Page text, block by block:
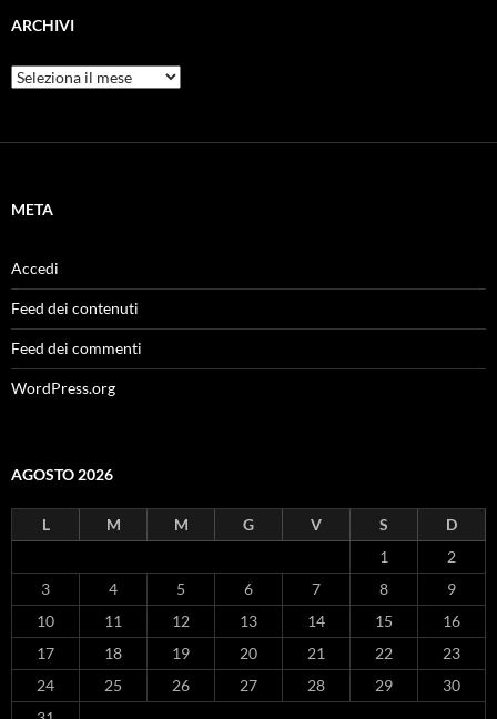
ARCHIVI
Archivi
META
Accedi
Feed dei contenuti
Feed dei commenti
WordPress.org
AGOSTO 2026
L M M G V S
D
1
2
3
4 5 6 7 8
9
10
11 12 13 14 15
16
17
18 19 20 21 22
23
24
25 26 27 28 29
30